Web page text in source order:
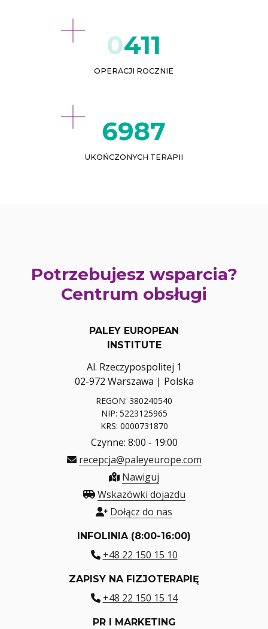
432
OPERACJI ROCZNIE
8551
UKOŃCZONYCH TERAPII
Potrzebujesz wsparcia?
Centrum obsługi
PALEY EUROPEAN
INSTITUTE
Al. Rzeczypospolitej 1
02-972 Warszawa | Polska
REGON: 380240540
NIP: 5223125965
KRS: 0000731870
Czynne: 8:00 - 19:00
recepcja@paleyeurope.com
Nawiguj
Wskazówki dojazdu
Dołącz do nas
INFOLINIA (8:00-16:00)
+48 22 150 15 10
ZAPISY NA FIZJOTERAPIĘ
+48 22 150 15 14
PR I MARKETING